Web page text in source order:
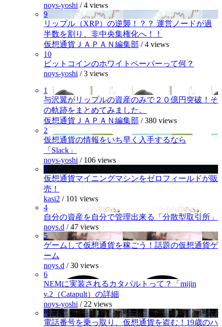
noys-yoshi /4 views
9
リップル（XRP）の逆襲！？？ 運営ノードが過
半数を割り、非中央集権化へ！！
仮想通貨ＪＡＰＡＮ編集部 /4 views
10
ビットコインのホワイトペーパーって何？
noys-yoshi /3 views
1
与沢翼がリップルの資産のみで２０億円突破！そ
の軌跡をまとめてみました。
仮想通貨ＪＡＰＡＮ編集部 /380 views
2
仮想通貨の情報をいち早く入手するなら
「Slack」
noys-yoshi / 106 views
3
仮想通貨マイニングマシンをゼロフィールドが販
売！
kasi2 / 101 views
4
自分の資産を自分で管理出来る「分散型取引所」
noys.d /47 views
5
ゲームして仮想通貨を稼ごう！話題の仮想通貨ゲ
ーム
noys.d /30 views
6
NEMに実装されるカタパルトって？「mijin
v.2（Catapult）の詳細
noys-yoshi / 22 views
7
電話番号を乗っ取り、仮想通貨を盗む！19歳のハ